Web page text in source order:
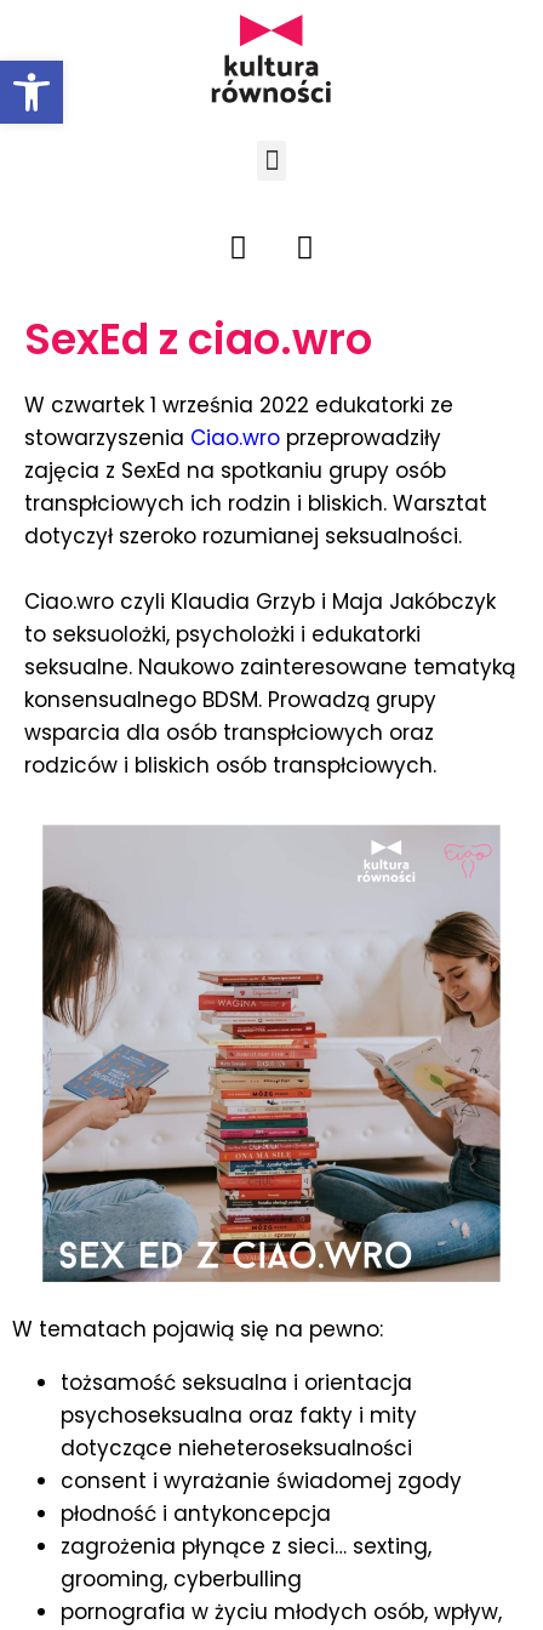
Open toolbar
SexEd z ciao.wro
W czwartek 1 września 2022 edukatorki ze
stowarzyszenia Ciao.wro przeprowadziły
zajęcia z SexEd na spotkaniu grupy osób
transpłciowych ich rodzin i bliskich. Warsztat
dotyczył szeroko rozumianej seksualności.
Ciao.wro czyli Klaudia Grzyb i Maja Jakóbczyk
to seksuolożki, psycholożki i edukatorki
seksualne. Naukowo zainteresowane tematyką
konsensualnego BDSM. Prowadzą grupy
wsparcia dla osób transpłciowych oraz
rodziców i bliskich osób transpłciowych.
W tematach pojawią się na pewno:
tożsamość seksualna i orientacja
psychoseksualna oraz fakty i mity
dotyczące nieheteroseksualności
consent i wyrażanie świadomej zgody
płodność i antykoncepcja
zagrożenia płynące z sieci… sexting,
grooming, cyberbulling
pornografia w życiu młodych osób, wpływ,